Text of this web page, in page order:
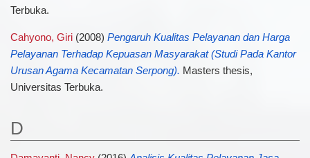
Terbuka.
Cahyono, Giri(2008) Pengaruh Kualitas Pelayanan dan Harga
Pelayanan Terhadap Kepuasan Masyarakat (Studi Pada Kantor
Urusan Agama Kecamatan Serpong). Masters thesis,
Universitas Terbuka.
D